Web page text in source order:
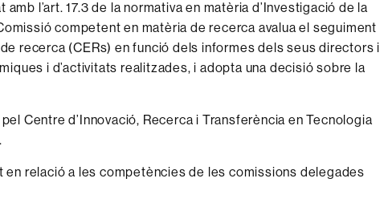
l’art. 17.3 de la normativa en matèria d’Investigació de la
competent en matèria de recerca avalua el seguiment
recerca (CERs) en funció dels informes dels seus directors i
i d’activitats realitzades, i adopta una decisió sobre la
Centre d’Innovació, Recerca i Transferència en Tecnologia
en relació a les competències de les comissions delegades